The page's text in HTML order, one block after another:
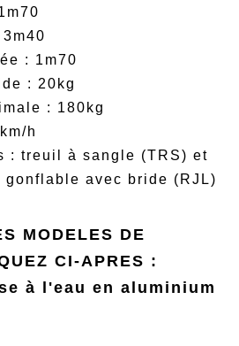
: 1m70
: 20kg
: 180kg
h
: treuil à sangle (TRS) et
gonflable avec bride (RJL)
MODELES DE
CI-APRES :
à l'eau en aluminium